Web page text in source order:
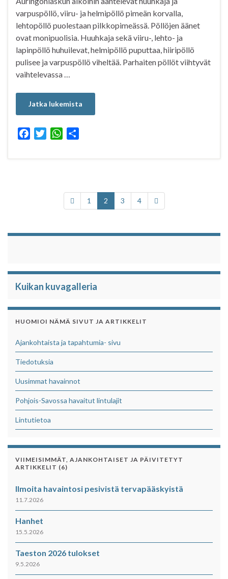
varpuspöllö, viiru- ja helmipöllö pimeän korvalla,
lehtopöllö puolestaan pilkkopimeässä. Pöllöjen äänet
ovat monipuolisia. Huuhkaja sekä viiru-, lehto- ja
lapinpöllö huhuilevat, helmipöllö puputtaa, hiiripöllö
pulisee ja varpuspöllö viheltää. Parhaiten pöllöt viihtyvät
vaihtelevassa …
Jatka lukemista
c
i
W
a
A
p
a
1 2 3 4
Kuikan kuvagalleria
HUOMIOI NÄMÄ SIVUT JA ARTIKKELIT
Ajankohtaista ja tapahtumia- sivu
Tiedotuksia
Uusimmat havainnot
Pohjois-Savossa havaitut lintulajit
Lintutietoa
VIIMEISIMMÄT, AJANKOHTAISET JA PÄIVITETYT
ARTIKKELIT (6)
Ilmoita havaintosi pesivistä tervapääskyistä
11.7.2026
Hanhet
15.5.2026
Taeston 2026 tulokset
9.5.2026